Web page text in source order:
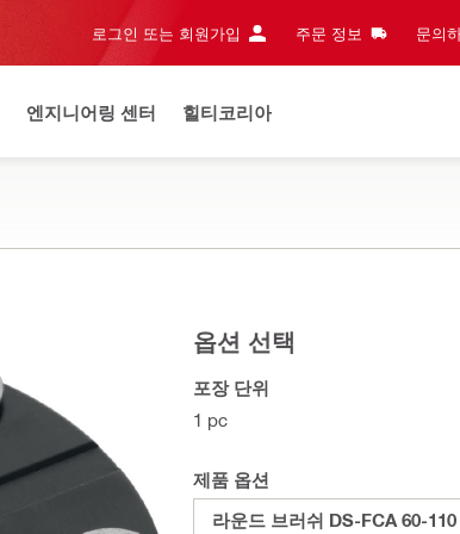
로그인 또는 회원가입 주문 정보 문의
엔지니어링 센터 힐티코리아
옵션 선택
포장 단위
1 pc
제품 옵션
라운드 브러쉬 DS-FCA 60-110